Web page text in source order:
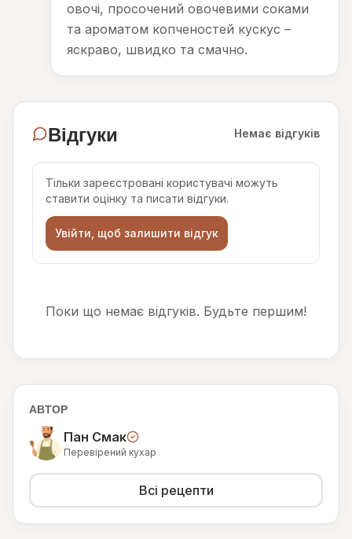
овочі, просочений овочевими соками
та ароматом копченостей кускус –
яскраво, швидко та смачно.
Відгуки Немає відгуків
Тільки зареєстровані користувачі можуть
ставити оцінку та писати відгуки.
Увійти, щоб залишити відгук
Поки що немає відгуків. Будьте першим!
АВТОР
Пан Смак
Перевірений кухар
Всі рецепти